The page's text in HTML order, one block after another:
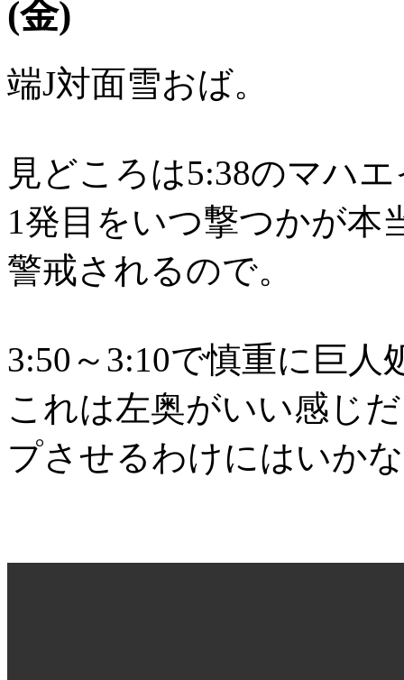
(金)
端J対面雪おば。
見どころは5:38のマハ
1発目をいつ撃つかが本
警戒されるので。
3:50～3:10で慎重に巨人
これは左奥がいい感じ
プさせるわけにはいか